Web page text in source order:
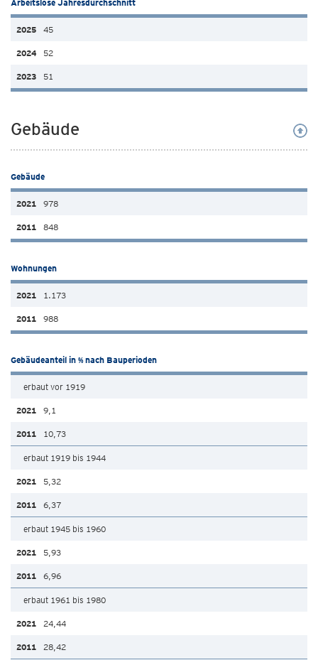
Arbeitslose Jahresdurchschnitt
45
52
51
Gebäude
Gebäude
978
848
Wohnungen
1.173
988
Gebäudeanteil in % nach Bauperioden
erbaut vor 1919
9,1
10,73
erbaut 1919 bis 1944
5,32
6,37
erbaut 1945 bis 1960
5,93
6,96
erbaut 1961 bis 1980
24,44
28,42